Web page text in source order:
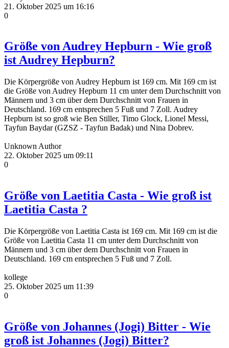
21. Oktober 2025 um 16:16
0
Größe von Audrey Hepburn - Wie groß
ist Audrey Hepburn?
Die Körpergröße von Audrey Hepburn ist 169 cm. Mit 169 cm ist
die Größe von Audrey Hepburn 11 cm unter dem Durchschnitt von
Männern und 3 cm über dem Durchschnitt von Frauen in
Deutschland. 169 cm entsprechen 5 Fuß und 7 Zoll. Audrey
Hepburn ist so groß wie Ben Stiller, Timo Glock, Lionel Messi,
Tayfun Baydar (GZSZ - Tayfun Badak) und Nina Dobrev.
Unknown Author
22. Oktober 2025 um 09:11
0
Größe von Laetitia Casta - Wie groß ist
Laetitia Casta ?
Die Körpergröße von Laetitia Casta ist 169 cm. Mit 169 cm ist die
Größe von Laetitia Casta 11 cm unter dem Durchschnitt von
Männern und 3 cm über dem Durchschnitt von Frauen in
Deutschland. 169 cm entsprechen 5 Fuß und 7 Zoll.
kollege
25. Oktober 2025 um 11:39
0
Größe von Johannes (Jogi) Bitter - Wie
groß ist Johannes (Jogi) Bitter?